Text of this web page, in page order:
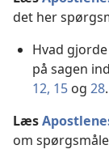
det her
Hvad
på sagen
12, 15 og 28.
Læs
om